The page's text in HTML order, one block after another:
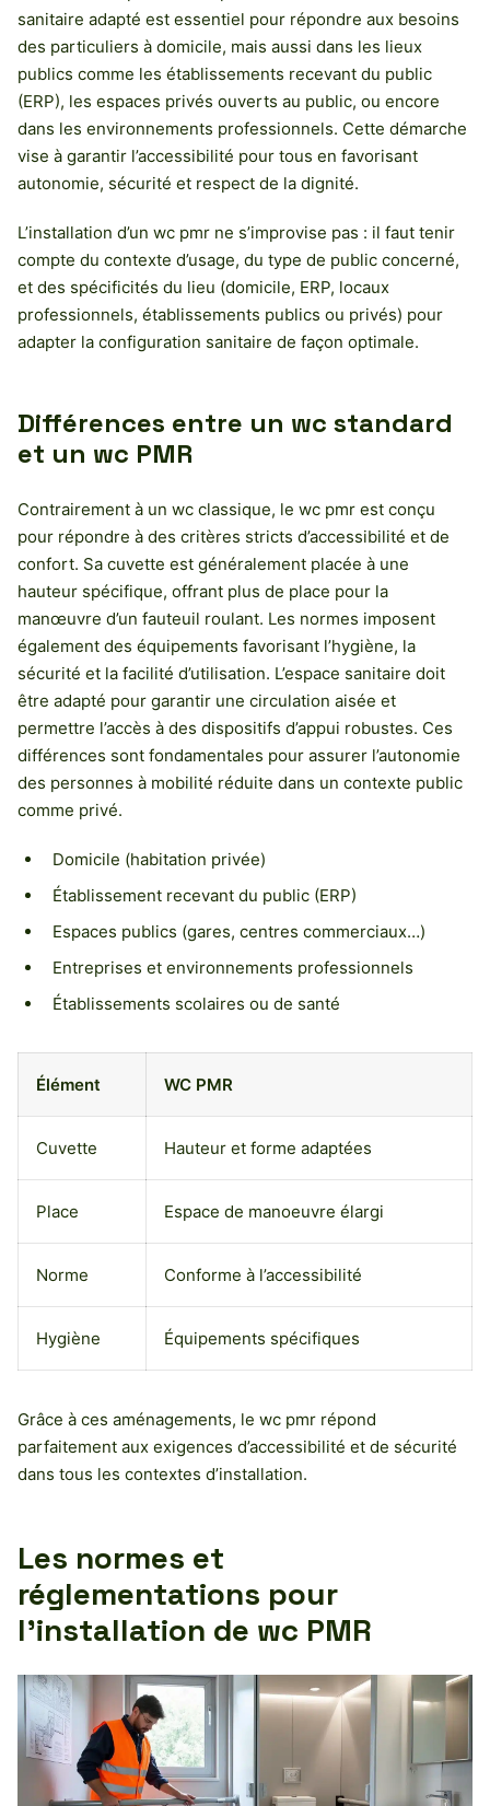
sanitaire adapté est essentiel pour répondre aux besoins
des particuliers à domicile, mais aussi dans les lieux
publics comme les établissements recevant du public
(ERP), les espaces privés ouverts au public, ou encore
dans les environnements professionnels. Cette démarche
vise à garantir l’accessibilité pour tous en favorisant
autonomie, sécurité et respect de la dignité.
L’installation d’un wc pmr ne s’improvise pas : il faut tenir
compte du contexte d’usage, du type de public concerné,
et des spécificités du lieu (domicile, ERP, locaux
professionnels, établissements publics ou privés) pour
adapter la configuration sanitaire de façon optimale.
Différences entre un wc standard
et un wc PMR
Contrairement à un wc classique, le wc pmr est conçu
pour répondre à des critères stricts d’accessibilité et de
confort. Sa cuvette est généralement placée à une
hauteur spécifique, offrant plus de place pour la
manœuvre d’un fauteuil roulant. Les normes imposent
également des équipements favorisant l’hygiène, la
sécurité et la facilité d’utilisation. L’espace sanitaire doit
être adapté pour garantir une circulation aisée et
permettre l’accès à des dispositifs d’appui robustes. Ces
différences sont fondamentales pour assurer l’autonomie
des personnes à mobilité réduite dans un contexte public
comme privé.
Domicile (habitation privée)
Établissement recevant du public (ERP)
Espaces publics (gares, centres commerciaux…)
Entreprises et environnements professionnels
Établissements scolaires ou de santé
Élément WC PMR
Cuvette Hauteur et forme adaptées
Place Espace de manoeuvre élargi
Norme Conforme à l’accessibilité
Hygiène Équipements spécifiques
Grâce à ces aménagements, le wc pmr répond
parfaitement aux exigences d’accessibilité et de sécurité
dans tous les contextes d’installation.
Les normes et
réglementations pour
l’installation de wc PMR